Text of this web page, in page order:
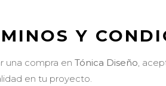
Y
una compra en Tónica Diseño,
en tu proyecto.